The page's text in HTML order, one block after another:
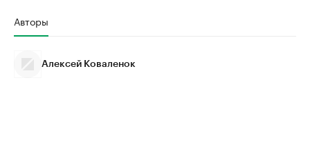
Авторы
Алексей Коваленок